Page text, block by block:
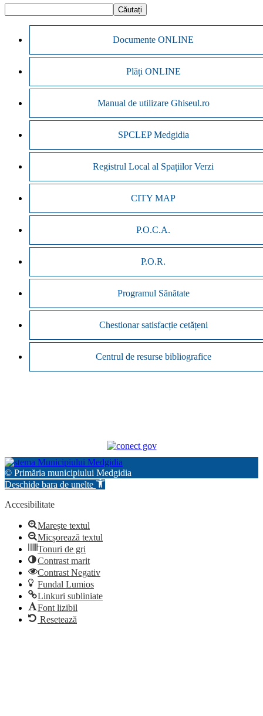
Documente ONLINE
Plăți ONLINE
Manual de utilizare Ghiseul.ro
SPCLEP Medgidia
Registrul Local al Spațiilor Verzi
CITY MAP
P.O.C.A.
P.O.R.
Programul Sănătate
Chestionar satisfacție cetățeni
Centrul de resurse bibliografice
© Primăria municipiului Medgidia
Deschide bara de unelte
Accesibilitate
Marește textul
Micșorează textul
Tonuri de gri
Contrast marit
Contrast Negativ
Fundal Lumios
Linkuri subliniate
Font lizibil
Resetează